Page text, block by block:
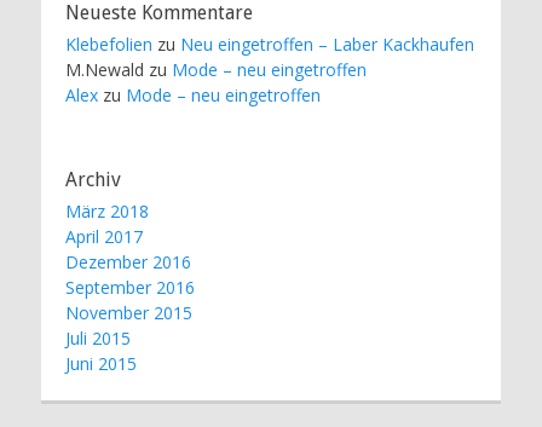
Neueste Kommentare
Klebefolien zu Neu eingetroffen – Laber Kackhaufen
M.Newald zu Mode – neu eingetroffen
Alex zu Mode – neu eingetroffen
Archiv
März 2018
April 2017
Dezember 2016
September 2016
November 2015
Juli 2015
Juni 2015